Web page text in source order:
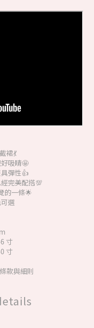
裙💃
吸睛🤩
彈性👍
完美配搭💯
的一條🌟
選
寸
寸
款與細則